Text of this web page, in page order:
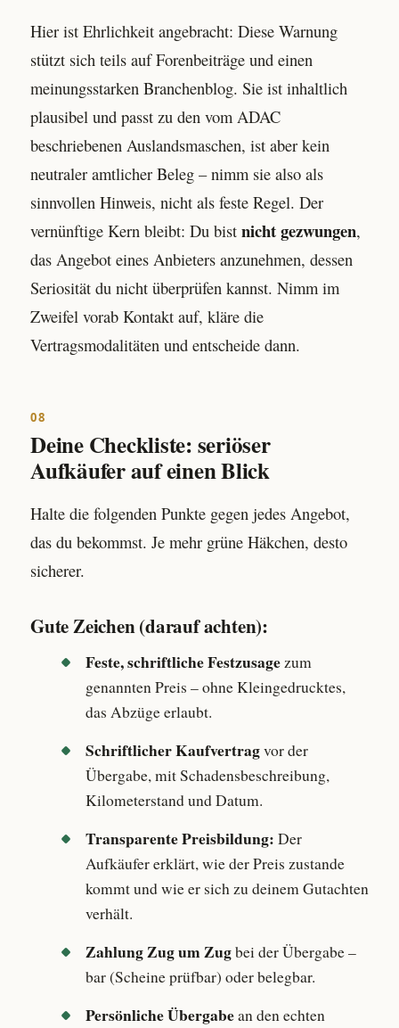
Hier ist Ehrlichkeit angebracht: Diese Warnung
stützt sich teils auf Forenbeiträge und einen
meinungsstarken Branchenblog. Sie ist inhaltlich
plausibel und passt zu den vom ADAC
beschriebenen Auslandsmaschen, ist aber kein
neutraler amtlicher Beleg – nimm sie also als
sinnvollen Hinweis, nicht als feste Regel. Der
vernünftige Kern bleibt: Du bist nicht gezwungen,
das Angebot eines Anbieters anzunehmen, dessen
Seriosität du nicht überprüfen kannst. Nimm im
Zweifel vorab Kontakt auf, kläre die
Vertragsmodalitäten und entscheide dann.
08
Deine Checkliste: seriöser
Aufkäufer auf einen Blick
Halte die folgenden Punkte gegen jedes Angebot,
das du bekommst. Je mehr grüne Häkchen, desto
sicherer.
Gute Zeichen (darauf achten):
Feste, schriftliche Festzusagezum
genannten Preis – ohne Kleingedrucktes,
das Abzüge erlaubt.
Schriftlicher Kaufvertragvor der
Übergabe, mit Schadensbeschreibung,
Kilometerstand und Datum.
Transparente Preisbildung: Der
Aufkäufer erklärt, wie der Preis zustande
kommt und wie er sich zu deinem Gutachten
verhält.
Zahlung Zug um Zugbei der Übergabe –
bar (Scheine prüfbar) oder belegbar.
Persönliche Übergabean den echten